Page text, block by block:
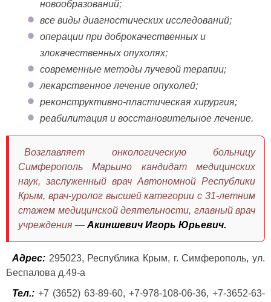
новообразований;
все виды диагностических исследований;
операции при доброкачественных и
злокачественных опухолях;
современные методы лучевой терапии;
лекарственное лечение опухолей;
реконструктивно-пластическая хирургия;
реабилитация и восстановительное лечение.
Возглавляет онкологическую больницу
Симферополь Марьино кандидат медицинских
наук, заслуженный врач Автономной Республики
Крым, врач-уролог высшей категории с 31-летним
стажем медицинской деятельности, главный врач
учреждения — Акиншевич Игорь Юрьевич.
Адрес: 295023, Республика Крым, г. Симферополь, ул.
Беспалова д.49-а
Тел.: +7 (3652) 63-89-60, +7-978-108-06-36, +7-3652-63-